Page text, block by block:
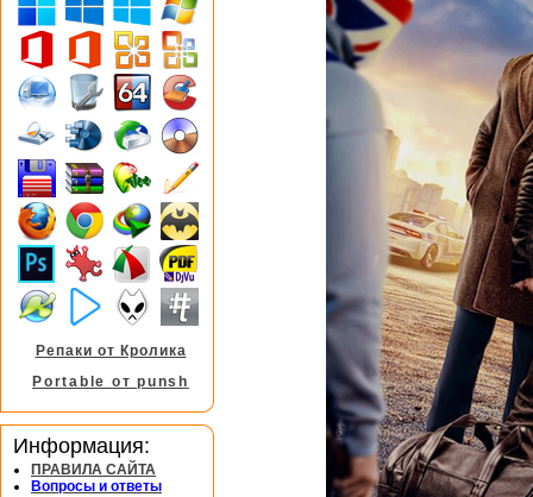
Репаки от Кролика
Portable от punsh
Информация:
ПРАВИЛА САЙТА
Вопросы и ответы